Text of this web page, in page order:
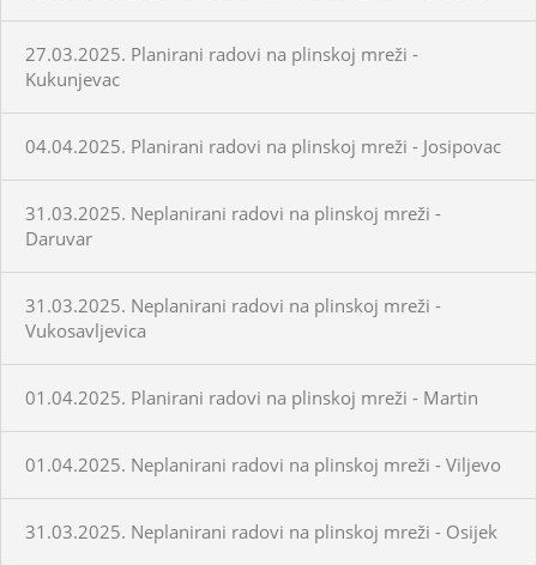
27.03.2025. Planirani radovi na plinskoj mreži -
Kukunjevac
04.04.2025. Planirani radovi na plinskoj mreži - Josipovac
31.03.2025. Neplanirani radovi na plinskoj mreži -
Daruvar
31.03.2025. Neplanirani radovi na plinskoj mreži -
Vukosavljevica
01.04.2025. Planirani radovi na plinskoj mreži - Martin
01.04.2025. Neplanirani radovi na plinskoj mreži - Viljevo
31.03.2025. Neplanirani radovi na plinskoj mreži - Osijek